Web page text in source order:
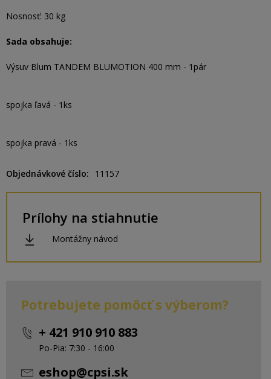
Nosnosť: 30 kg
Sada obsahuje:
Výsuv Blum TANDEM BLUMOTION 400 mm - 1pár
spojka ľavá - 1ks
spojka pravá - 1ks
Objednávkové číslo 11157
Prílohy na stiahnutie
Montážny návod
Potrebujete pomôcť s výberom?
+ 421 910 910 883
Po-Pia: 7:30 - 16:00
eshop@cpsi.sk